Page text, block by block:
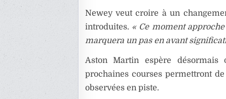
Newey veut croire à un
introduites. « Ce moment
marquera un pas en avant
Aston Martin espère désormais
prochaines courses permettront
observées en piste.